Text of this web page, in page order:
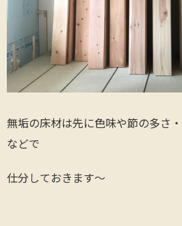
無垢の床材は先に色味や節の多さ
などで
仕分しておきます〜